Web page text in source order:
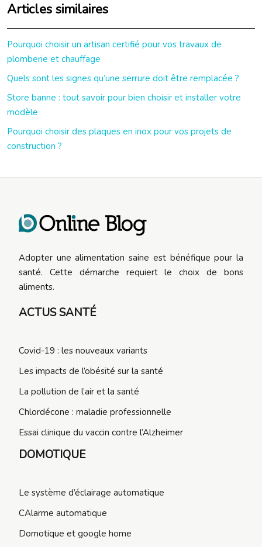
Articles similaires
Pourquoi choisir un artisan certifié pour vos travaux de
plomberie et chauffage
Quels sont les signes qu’une serrure doit être remplacée ?
Store banne : tout savoir pour bien choisir et installer votre
modèle
Pourquoi choisir des plaques en inox pour vos projets de
construction ?
Adopter une alimentation saine est bénéfique pour la
santé. Cette démarche requiert le choix de bons
aliments.
ACTUS SANTÉ
Covid-19 : les nouveaux variants
Les impacts de l’obésité sur la santé
La pollution de l’air et la santé
Chlordécone : maladie professionnelle
Essai clinique du vaccin contre l’Alzheimer
DOMOTIQUE
Le système d’éclairage automatique
CAlarme automatique
Domotique et google home